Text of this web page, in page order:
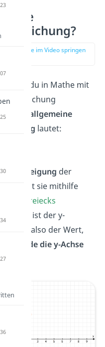
eine
zur Stelle im Video springen
kannst du in Mathe mit
Die
allgemeine
lautet:
Steigung der
kannst sie mithilfe
Das
ist der y-
also der Wert,
Gerade die y-Achse